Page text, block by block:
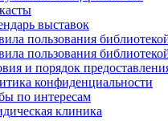
выставок
пользования
пользования
и порядок
конфиденциальности
по интересам
клиника